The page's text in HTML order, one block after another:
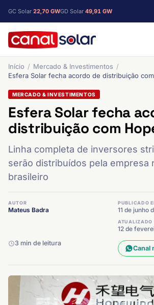
GC Solar 22,70 GWGD Solar 49,91 GW
Início
Mercado & Investimentos
Esfera Solar fecha acordo de distribuição
MERCADO & INVESTIMENTOS
Esfera Solar fecha
distribuição com
Linha completa de inversores
serão distribuídos pela empresa
brasileiro
AUTOR
Mateus Badra
PUBLICADO
11 de junho
ATUALIZADO
12 de
3 min de leitura
Canal